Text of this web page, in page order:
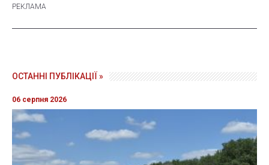
ОСТАННІ ПУБЛІКАЦІЇ »
06 серпня 2026